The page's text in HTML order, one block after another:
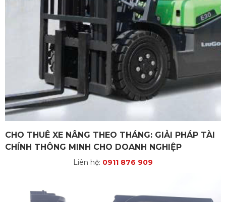
CHO THUÊ XE NÂNG THEO THÁNG: GIẢI PHÁP TÀI
CHÍNH THÔNG MINH CHO DOANH NGHIỆP
Liên hệ: 0911 876 909